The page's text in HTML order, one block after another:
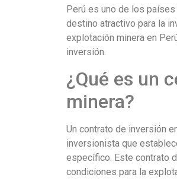
Perú es uno de los
destino atractivo para la
explotación minera en
inversión.
¿Qué es un
minera?
Un contrato de inversión
inversionista que
específico. Este contrato
condiciones para la